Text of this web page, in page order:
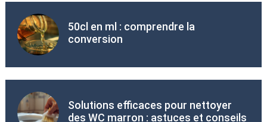
50cl en ml : comprendre la
conversion
Solutions efficaces pour nettoyer
des WC marron : astuces et conseils